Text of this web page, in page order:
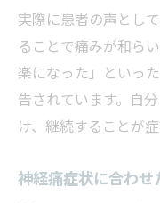
実際に患者の声とし
ることで痛みが和ら
楽になった」といっ
告されています。自
け、継続することが
神経痛症状に合わせ